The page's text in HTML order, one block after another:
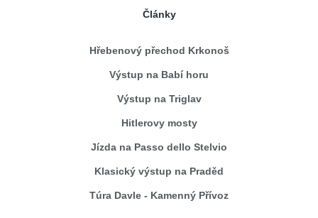
Články
Hřebenový přechod Krkonoš
Výstup na Babí horu
Výstup na Triglav
Hitlerovy mosty
Jízda na Passo dello Stelvio
Klasický výstup na Praděd
Túra Davle - Kamenný Přívoz